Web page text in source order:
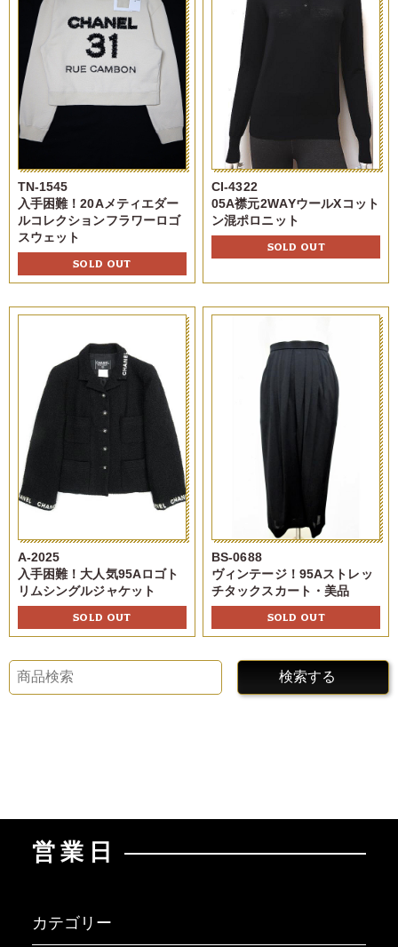
TN-1545
入手困難！20Aメティエダー
ルコレクションフラワーロゴ
スウェット
SOLD OUT
CI-4322
05A襟元2WAYウールXコット
ン混ポロニット
SOLD OUT
A-2025
入手困難！大人気95Aロゴト
リムシングルジャケット
SOLD OUT
BS-0688
ヴィンテージ！95Aストレッ
チタックスカート・美品
SOLD OUT
検索する
営業日
カテゴリー